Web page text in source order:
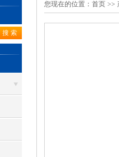
您现在的位置： 首页 >>